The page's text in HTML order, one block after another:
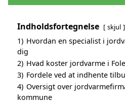
Indholdsfortegnelse skjul
1) Hvordan en specialist i
dig
2) Hvad koster jordvarme i
3) Fordele ved at indhente
4) Oversigt over
kommune